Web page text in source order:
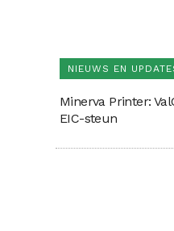
NIEUWS EN
Minerva Printer:
EIC-steun